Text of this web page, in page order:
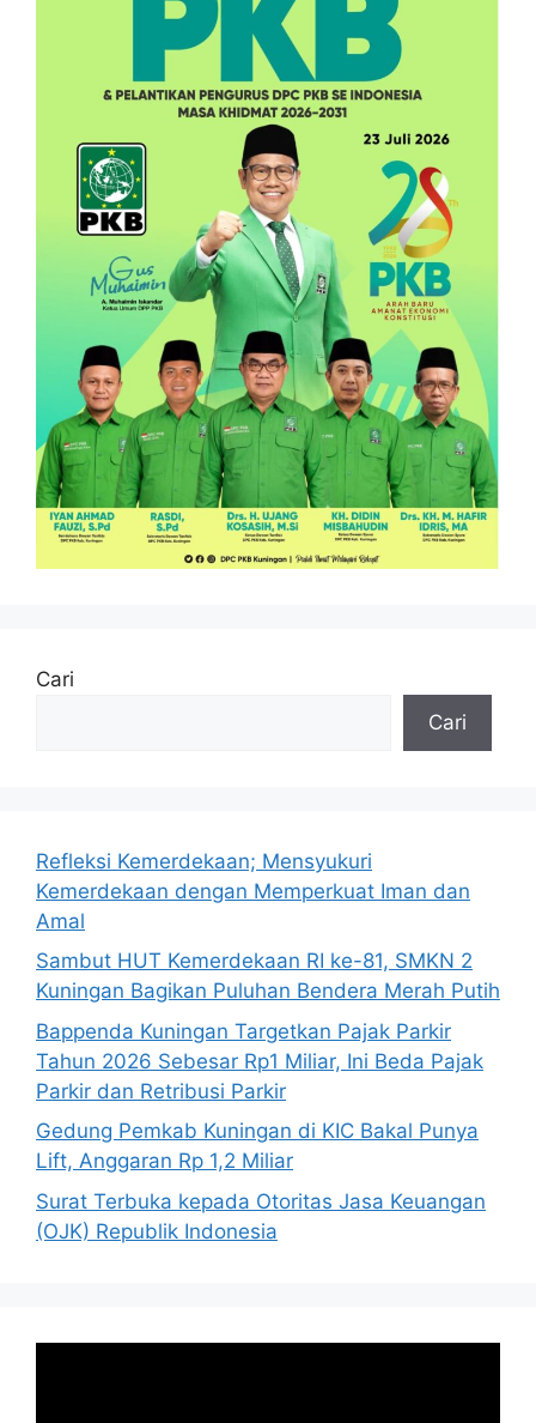
Cari
Cari
Refleksi Kemerdekaan; Mensyukuri
Kemerdekaan dengan Memperkuat Iman dan
Amal
Sambut HUT Kemerdekaan RI ke-81, SMKN 2
Kuningan Bagikan Puluhan Bendera Merah Putih
Bappenda Kuningan Targetkan Pajak Parkir
Tahun 2026 Sebesar Rp1 Miliar, Ini Beda Pajak
Parkir dan Retribusi Parkir
Gedung Pemkab Kuningan di KIC Bakal Punya
Lift, Anggaran Rp 1,2 Miliar
Surat Terbuka kepada Otoritas Jasa Keuangan
(OJK) Republik Indonesia